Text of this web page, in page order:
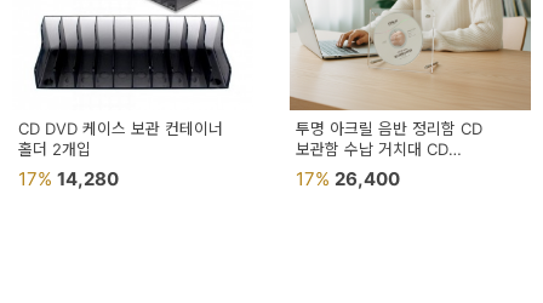
CD DVD 케이스 보관 컨테이너
홀더 2개입
17% 14,280
투명 아크릴 음반 정리함 CD
보관함 수납 거치대 CD
케이스꽂이
17% 26,400